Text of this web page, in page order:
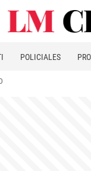
POLICIALES